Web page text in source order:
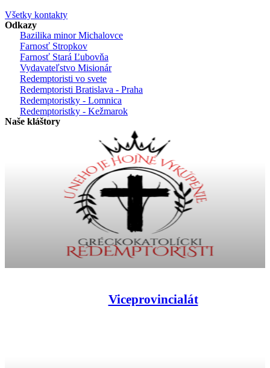
Všetky kontakty
Odkazy
Bazilika minor Michalovce
Farnosť Stropkov
Farnosť Stará Ľubovňa
Vydavateľstvo Misionár
Redemptoristi vo svete
Redemptoristi Bratislava - Praha
Redemptoristky - Lomnica
Redemptoristky - Kežmarok
Naše kláštory
Viceprovincialát